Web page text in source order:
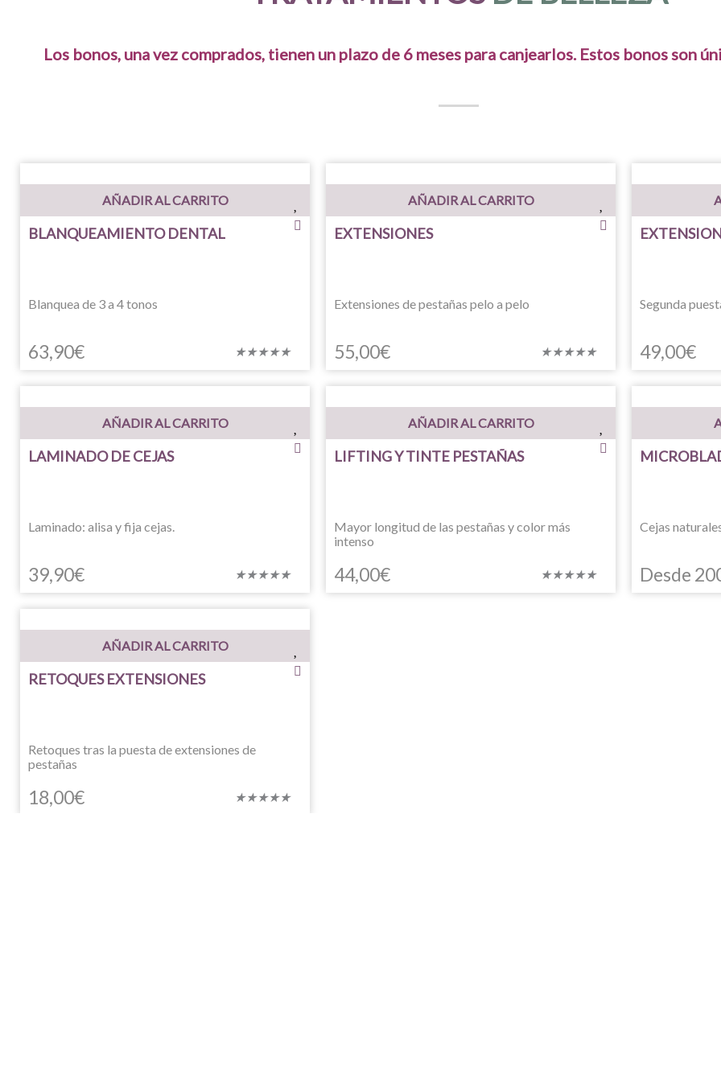
Los bonos, una vez comprados, tienen un plazo de 6 meses para canjearlos. Estos bonos son
AÑADIR AL CARRITO
BLANQUEAMIENTO DENTAL
Blanquea de 3 a 4 tonos
63,90€ ★★★★★Valorado
con
5
AÑADIR AL CARRITO
EXTENSIONES
Extensiones de pestañas pelo a pelo
55,00€ ★★★★★Valorado
con
5
Segunda
49,00€
AÑADIR AL CARRITO
LAMINADO DE CEJAS
Laminado: alisa y fija cejas.
39,90€ ★★★★★Valorado
con
5
AÑADIR AL CARRITO
LIFTING Y TINTE PESTAÑAS
Mayor longitud de las pestañas y color más
intenso
44,00€ ★★★★★Valorado
con
Cejas
Desde
AÑADIR AL CARRITO
RETOQUES EXTENSIONES
Retoques tras la puesta de extensiones de
pestañas
18,00€ ★★★★★Valorado